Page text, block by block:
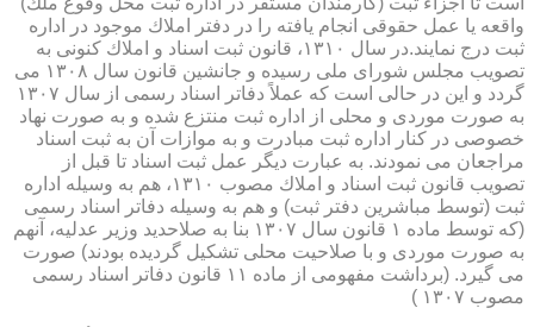
واقعه یا عمل حقوقی انجام یافته را در دفتر املاك موجود در اداره
ثبت درج نمایند.در سال ۱۳۱۰، قانون ثبت اسناد و املاك كنونی به
تصویب مجلس شورای ملی رسیده و جانشین قانون سال ۱۳۰۸ می
گردد و این در حالی است كه عملاً دفاتر اسناد رسمی از سال ۱۳۰۷
به صورت موردی و محلی از اداره ثبت منتزع شده و به صورت نهاد
خصوصی در كنار اداره ثبت مبادرت و به موازات آن به ثبت اسناد
مراجعان می نمودند. به عبارت دیگر عمل ثبت اسناد تا قبل از
تصویب قانون ثبت اسناد و املاك مصوب ۱۳۱۰، هم به وسیله اداره
ثبت (توسط مباشرین دفتر ثبت) و هم به وسیله دفاتر اسناد رسمی
(كه توسط ماده ۱ قانون سال ۱۳۰۷ بنا به صلاحدید وزیر عدلیه، آنهم
به صورت موردی و با صلاحیت محلی تشكیل گردیده بودند) صورت
می گیرد. (برداشت مفهومی از ماده ۱۱ قانون دفاتر اسناد رسمی
مصوب ۱۳۰۷ )